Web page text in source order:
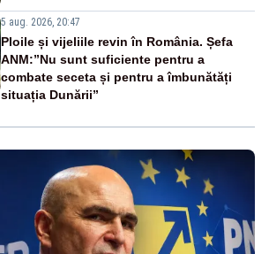
5 aug. 2026, 20:47
Ploile și vijeliile revin în România. Șefa
ANM:”Nu sunt suficiente pentru a
combate seceta și pentru a îmbunătăți
situația Dunării”